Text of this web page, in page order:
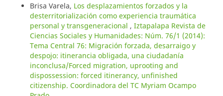
Brisa Varela, Los desplazamientos forzados y la
desterritorialización como experiencia traumática
personal y transgeneracional , Iztapalapa Revista de
Ciencias Sociales y Humanidades: Núm. 76/1 (2014):
Tema Central 76: Migración forzada, desarraigo y
despojo: itinerancia obligada, una ciudadanía
inconclusa/Forced migration, uprooting and
dispossession: forced itinerancy, unfinished
citizenship. Coordinadora del TC Myriam Ocampo